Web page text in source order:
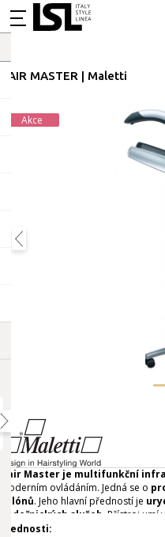
HAIR MASTER | Maletti
Akce
Hair Master je multifunkční
moderním ovládáním. Jedná se o
salónů. Jeho hlavní předností je
kadeřnických služeb . Přístroj
zadaných dat, takže
Přednosti: